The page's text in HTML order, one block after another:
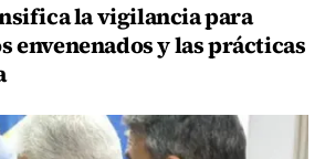
la vigilancia para
envenenados y las prácticas